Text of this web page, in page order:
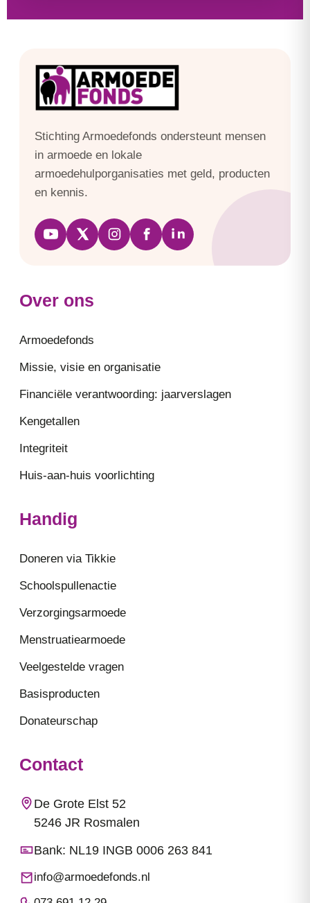
Stichting Armoedefonds ondersteunt mensen
in armoede en lokale
armoedehulporganisaties met geld, producten
en kennis.
Over ons
Armoedefonds
Missie, visie en organisatie
Financiële verantwoording: jaarverslagen
Kengetallen
Integriteit
Huis-aan-huis voorlichting
Handig
Doneren via Tikkie
Schoolspullenactie
Verzorgingsarmoede
Menstruatiearmoede
Veelgestelde vragen
Basisproducten
Donateurschap
Contact
De Grote Elst 52
5246 JR Rosmalen
Bank: NL19 INGB 0006 263 841
info@armoedefonds.nl